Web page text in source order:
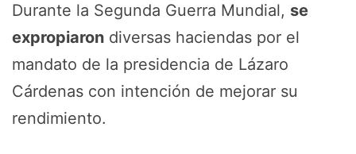
Durante la Segunda Guerra Mundial, se
expropiaron diversas haciendas por el
mandato de la presidencia de Lázaro
Cárdenas con intención de mejorar su
rendimiento.